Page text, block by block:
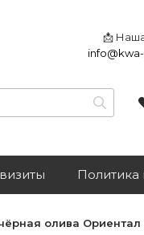
📩
Политика
олива Ориентал